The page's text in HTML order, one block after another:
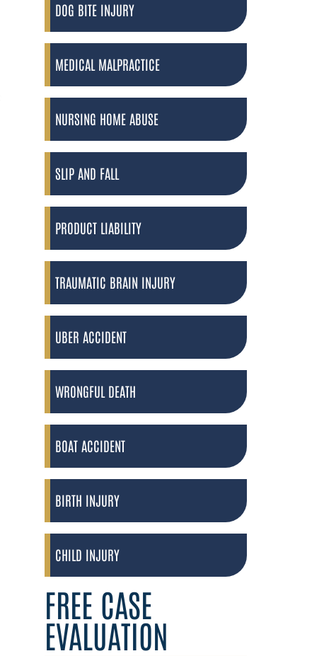
DOG BITE INJURY
MEDICAL MALPRACTICE
NURSING HOME ABUSE
SLIP AND FALL
PRODUCT LIABILITY
TRAUMATIC BRAIN INJURY
UBER ACCIDENT
WRONGFUL DEATH
BOAT ACCIDENT
BIRTH INJURY
CHILD INJURY
FREE CASE
EVALUATION